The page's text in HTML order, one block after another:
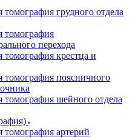
грудного отдела
томография
перехода
крестца и
томография поясничного
томография шейного отдела
артерий